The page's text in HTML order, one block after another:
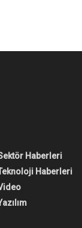
Haberleri
Haberleri